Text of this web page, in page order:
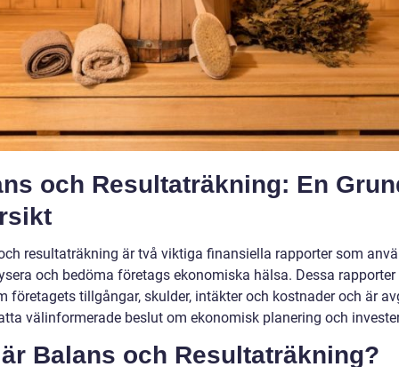
och Resultaträkning: En
resultaträkning är två viktiga finansiella rapporter som
och bedöma företags ekonomiska hälsa. Dessa rapporter
företagets tillgångar, skulder, intäkter och kostnader och är
välinformerade beslut om ekonomisk planering och
Balans och Resultaträkning?